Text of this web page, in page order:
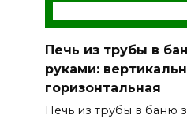
Печь из трубы в
руками:
горизонтальная
Печь из трубы в баню